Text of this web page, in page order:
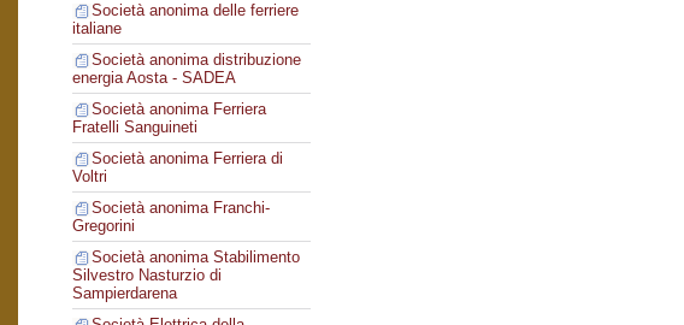
Società anonima delle ferriere
italiane
Società anonima distribuzione
energia Aosta - SADEA
Società anonima Ferriera
Fratelli Sanguineti
Società anonima Ferriera di
Voltri
Società anonima Franchi-
Gregorini
Società anonima Stabilimento
Silvestro Nasturzio di
Sampierdarena